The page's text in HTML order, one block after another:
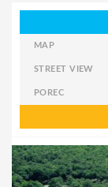
MAP
STREET VIEW
POREC